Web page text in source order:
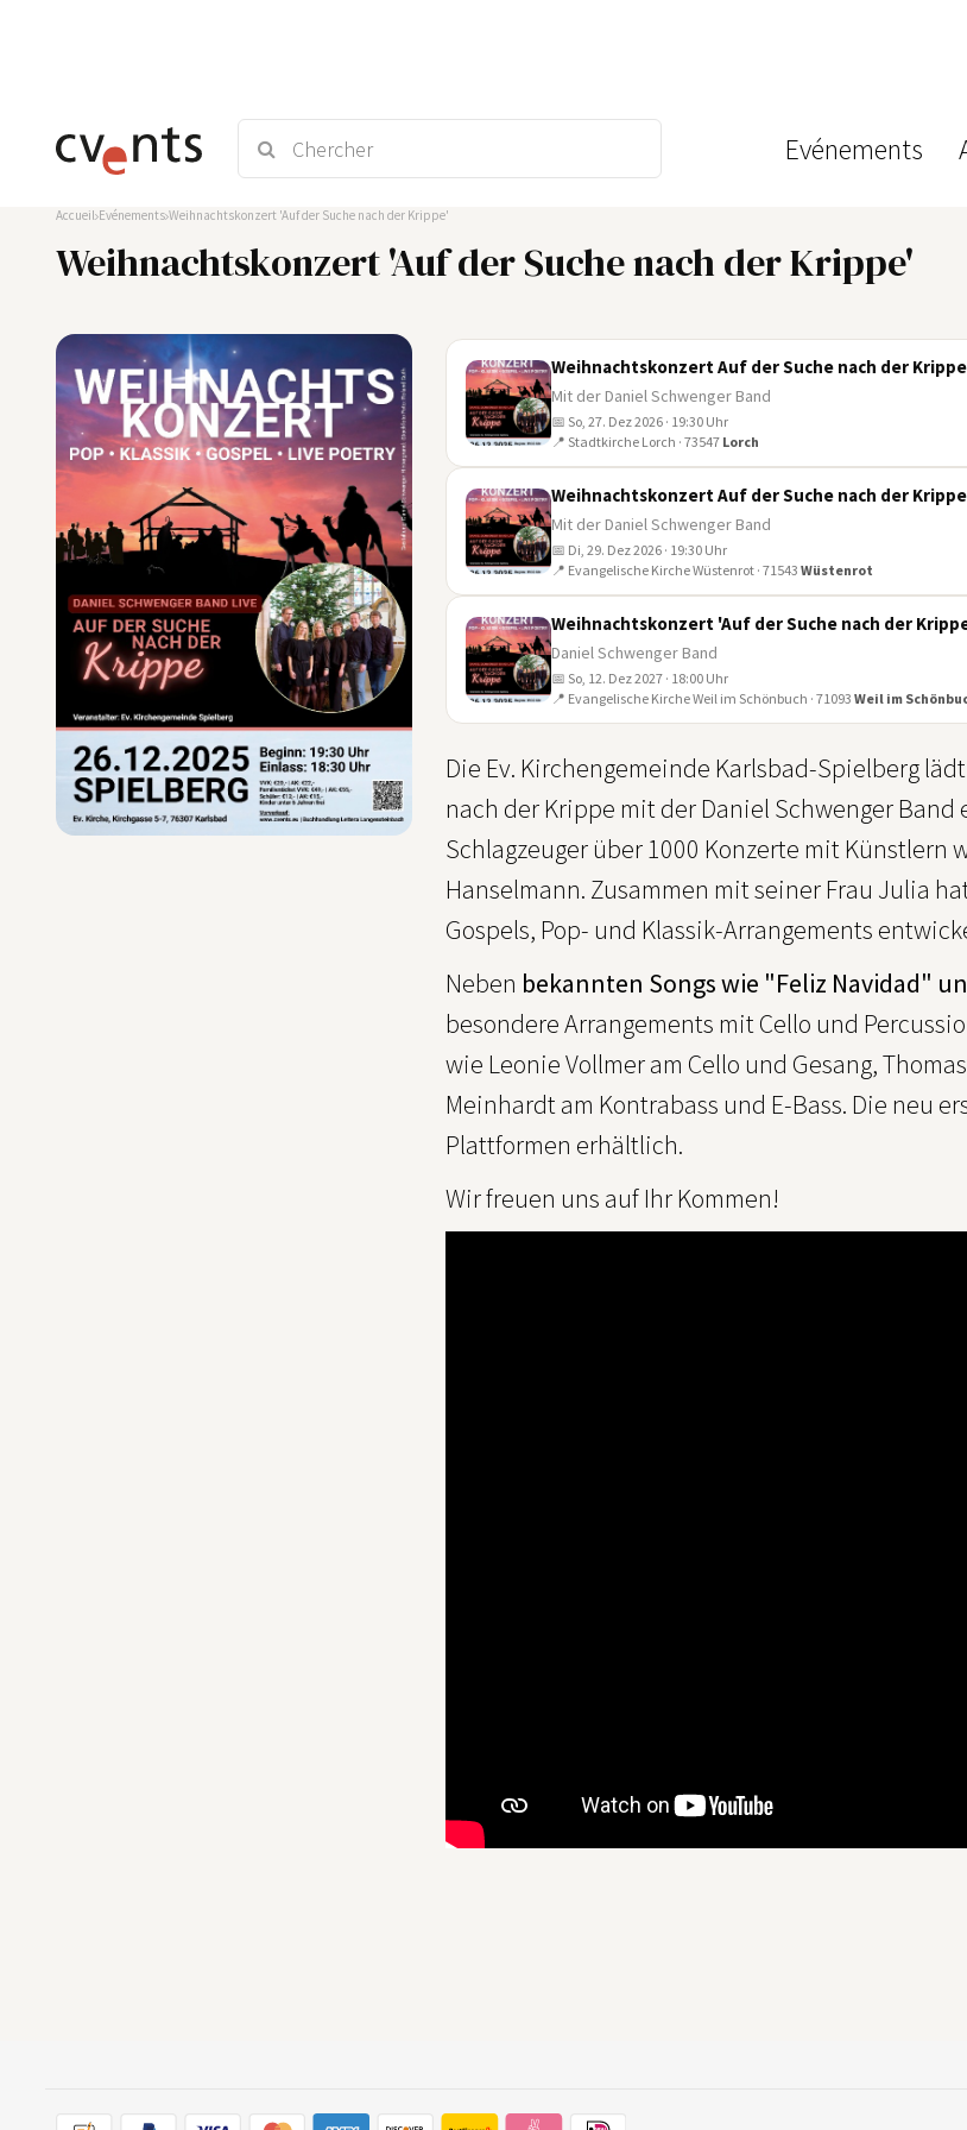
Evénements
Accueil Evénements Weihnachtskonzert 'Auf der Suche nach der Krippe'
Weihnachtskonzert 'Auf der Suche nach der Krippe'
Weihnachtskonzert Auf der Suche nach der Krippe
Mit der Daniel Schwenger Band
📅 So, 27. Dez 2026 · 19:30 Uhr
📍 Stadtkirche Lorch · 73547 Lorch
Weihnachtskonzert Auf der Suche nach der Krippe
Mit der Daniel Schwenger Band
📅 Di, 29. Dez 2026 · 19:30 Uhr
📍 Evangelische Kirche Wüstenrot · 71543 Wüstenrot
Weihnachtskonzert 'Auf der Suche nach der
Daniel Schwenger Band
📅 So, 12. Dez 2027 · 18:00 Uhr
📍 Evangelische Kirche Weil im Schönbuch · 71093 Weil im
Die Ev. Kirchengemeinde Karlsbad-Spielberg
nach der Krippe mit der Daniel Schwenger
Schlagzeuger über 1000 Konzerte mit Künstlern
Hanselmann. Zusammen mit seiner Frau Julia
Gospels, Pop- und Klassik-Arrangements
Neben bekannten Songs wie "Feliz Navidad"
besondere Arrangements mit Cello und
wie Leonie Vollmer am Cello und Gesang,
Meinhardt am Kontrabass und E-Bass. Die neu
Plattformen erhältlich.
Wir freuen uns auf Ihr Kommen!